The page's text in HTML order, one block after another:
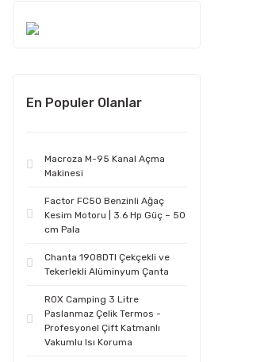
En Populer Olanlar
Macroza M-95 Kanal Açma
Makinesi
Factor FC50 Benzinli Ağaç
Kesim Motoru | 3.6 Hp Güç – 50
cm Pala
Chanta 1908DTI Çekçekli ve
Tekerlekli Alüminyum Çanta
ROX Camping 3 Litre
Paslanmaz Çelik Termos -
Profesyonel Çift Katmanlı
Vakumlu Isı Koruma